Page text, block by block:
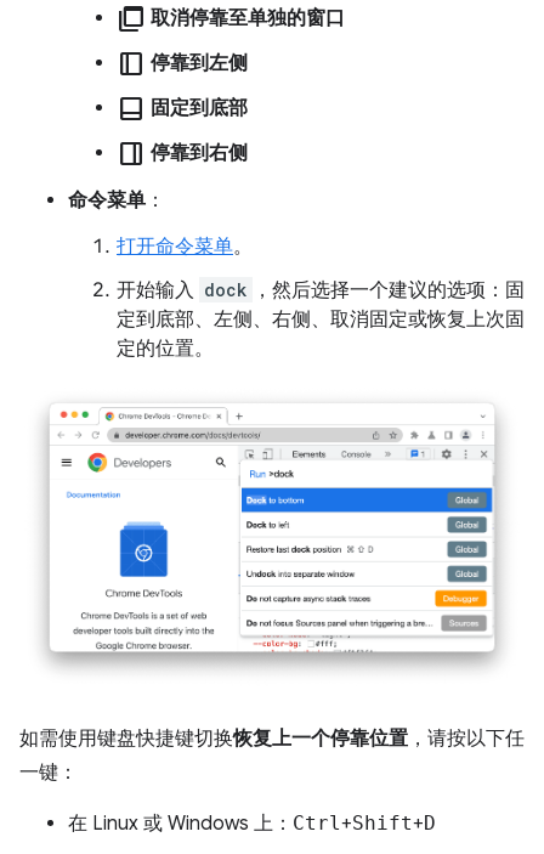
ad_group 取消停靠至单独的窗口
dock_to_right 停靠到左侧
dock_to_bottom 固定到底部
dock_to_left 停靠到右侧
命令菜单 ：
打开命令菜单。
开始输入 dock
，然后选择一个建议的选项：固
定到底部、左侧、右侧、取消固定或恢复上次固
定的位置。
如需使用键盘快捷键切换恢复上一个停靠位置 ，请按以下任
一键：
在 Linux 或 Windows 上： Ctrl+Shift+D